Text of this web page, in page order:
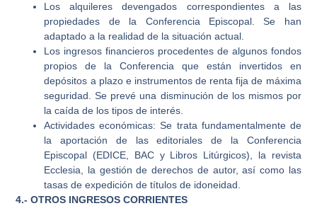
Los alquileres devengados correspondientes a las
propiedades de la Conferencia Episcopal. Se han
adaptado a la realidad de la situación actual.
Los ingresos financieros procedentes de algunos fondos
propios de la Conferencia que están invertidos en
depósitos a plazo e instrumentos de renta fija de máxima
seguridad. Se prevé una disminución de los mismos por
la caída de los tipos de interés.
Actividades económicas: Se trata fundamentalmente de
la aportación de las editoriales de la Conferencia
Episcopal (EDICE, BAC y Libros Litúrgicos), la revista
Ecclesia, la gestión de derechos de autor, así como las
tasas de expedición de títulos de idoneidad.
4.- OTROS INGRESOS CORRIENTES